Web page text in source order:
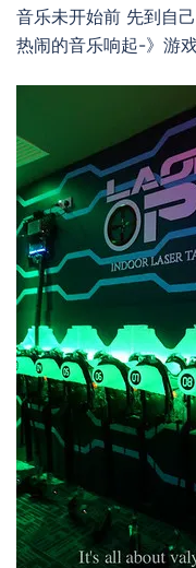
音乐未开始前 先到自
热闹的音乐响起-》游